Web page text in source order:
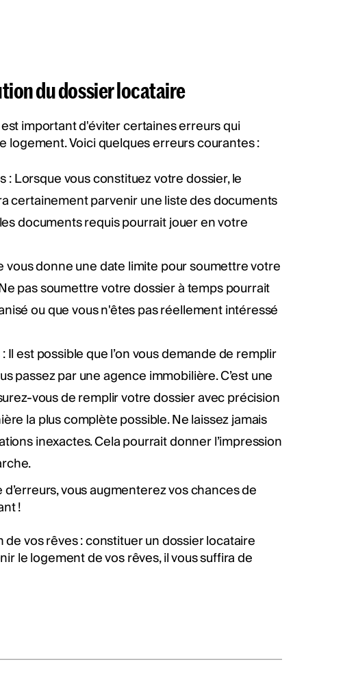
du dossier locataire
important d'éviter certaines erreurs qui
Voici quelques erreurs courantes :
Lorsque vous constituez votre dossier, le
certainement parvenir une liste des documents
documents requis pourrait jouer en votre
donne une date limite pour soumettre votre
pas soumettre votre dossier à temps pourrait
ou que vous n'êtes pas réellement intéressé
est possible que l’on vous demande de remplir
passez par une agence immobilière. C’est une
vous de remplir votre dossier avec précision
la plus complète possible. Ne laissez jamais
inexactes. Cela pourrait donner l’impression
vous augmenterez vos chances de
!
de vos rêves : constituer un dossier locataire
le logement de vos rêves, il vous suffira de